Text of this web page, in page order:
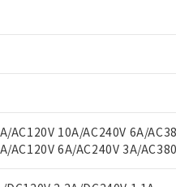
AC120V 10A/AC240V 6A/
AC120V 6A/AC240V 3A/
標準価格はお客様のお取引先
ださい。
店や当社販売拠点は「販売ネ
格結果を当社の事前の承諾な
び制御機器に対する適用除外項目は除く
率が中国RoHSの基準値以下で
が中国RoHSの基準値を超え
：
、 Cd(カドミウム) : 100ppm、
ポリ臭化ビフェニル類) : 1000ppm
、 DIBP(フタル酸ジイソブチル) :
シル)) : 1000ppm
品のうち、外国為替および外
兵器、ミサイル、化学兵器、
ません。
三者に販売する場合は、上記
よび販売に係わる関係者が違
あり
いが在庫あり